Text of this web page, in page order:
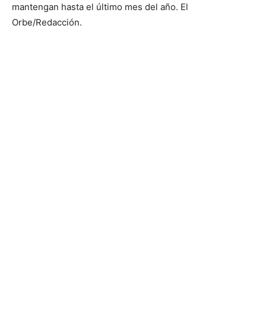
mantengan hasta el último mes del año. El
Orbe/Redacción.